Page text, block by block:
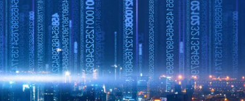
Elevador de tijera
Elevador de vehículos
Gatos hidráulicos de aire
Extracción de escape